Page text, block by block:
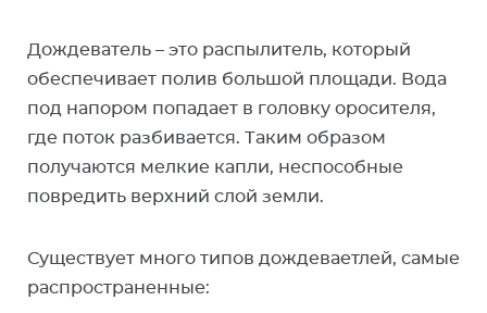
Дождеватель – это распылитель, который
обеспечивает полив большой площади. Вода
под напором попадает в головку оросителя,
где поток разбивается. Таким образом
получаются мелкие капли, неспособные
повредить верхний слой земли.
Существует много типов дождеваетлей, самые
распространенные: